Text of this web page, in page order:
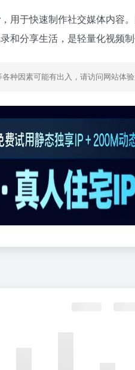
，用于快速制作社交媒体内容
和分享生活，是轻量化视频制
种因素可能有出入，请访问网站体